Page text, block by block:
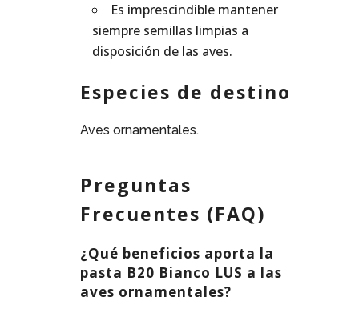
Es imprescindible mantener
siempre semillas limpias a
disposición de las aves.
Especies de destino
Aves ornamentales.
Preguntas
Frecuentes (FAQ)
¿Qué beneficios aporta la
pasta B20 Bianco LUS a las
aves ornamentales?